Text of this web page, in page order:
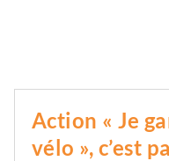
Action « Je
vélo », c’est